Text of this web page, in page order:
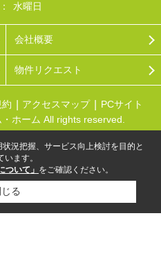
水曜日
会社概要
物件リクエスト
アクセスマップ
PCサイト
ホーム All rights reserved.
況把握、サービス向上検討を目的と
ます。
ついて」 をご確認ください。
じる